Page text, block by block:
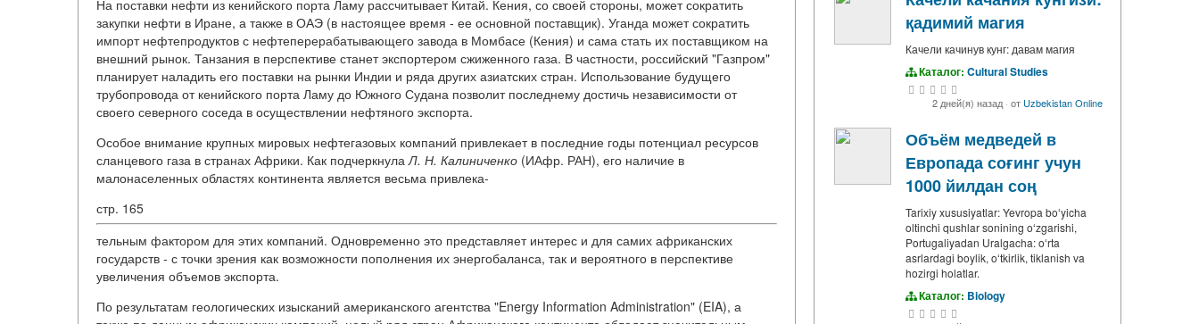
На поставки нефти из кенийского порта Ламу рассчитывает Китай. Кения, со своей стороны, может сократить
закупки нефти в Иране, а также в ОАЭ (в настоящее время - ее основной поставщик). Уганда может сократить
импорт нефтепродуктов с нефтеперерабатывающего завода в Момбасе (Кения) и сама стать их поставщиком на
внешний рынок. Танзания в перспективе станет экспортером сжиженного газа. В частности, российский "Газпром"
планирует наладить его поставки на рынки Индии и ряда других азиатских стран. Использование будущего
трубопровода от кенийского порта Ламу до Южного Судана позволит последнему достичь независимости от
своего северного соседа в осуществлении нефтяного экспорта.
Особое внимание крупных мировых нефтегазовых компаний привлекает в последние годы потенциал ресурсов
сланцевого газа в странах Африки. Как подчеркнулаЛ. Н. Калиниченко (ИАфр. РАН), его наличие в
малонаселенных областях континента является весьма привлека-
стр. 165
тельным фактором для этих компаний. Одновременно это представляет интерес и для самих африканских
государств - с точки зрения как возможности пополнения их энергобаланса, так и вероятного в перспективе
увеличения объемов экспорта.
По результатам геологических изысканий американского агентства "Energy Information Administration" (EIA), а
қадимий магия
Качели качинув кунг: давам магия
Каталог: Cultural Studies
2 дней(я) назад· от Uzbekistan Online
Объём медведей в
Европада соғинг учун
1000 йилдан соң
Tarixiy xususiyatlar: Yevropa boʻyicha
oltinchi qushlar sonining oʻzgarishi,
Portugaliyadan Uralgacha: oʻrta
asrlardagi boylik, oʻtkirlik, tiklanish va
hozirgi holatlar.
Каталог: Biology